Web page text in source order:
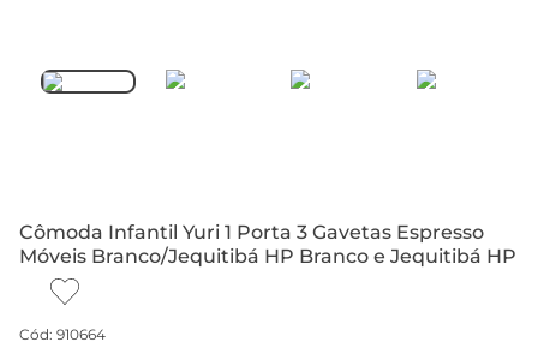
Cômoda Infantil Yuri 1 Porta 3 Gavetas Espresso
Móveis Branco/Jequitibá HP Branco e Jequitibá HP
Cód: 910664